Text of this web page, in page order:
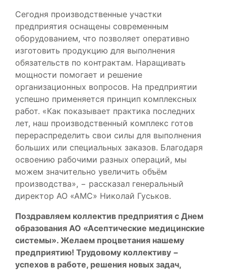
Сегодня производственные участки
предприятия оснащены современным
оборудованием, что позволяет оперативно
изготовить продукцию для выполнения
обязательств по контрактам. Наращивать
мощности помогает и решение
организационных вопросов. На предприятии
успешно применяется принцип комплексных
работ. «Как показывает практика последних
лет, наш производственный комплекс готов
перераспределить свои силы для выполнения
больших или специальных заказов. Благодаря
освоению рабочими разных операций, мы
можем значительно увеличить объём
производства», − рассказал генеральный
директор АО «АМС» Николай Гуськов.
Поздравляем коллектив предприятия с Днем
образования АО «Асептические медицинские
системы». Желаем процветания нашему
предприятию! Трудовому коллективу −
успехов в работе, решения новых задач,